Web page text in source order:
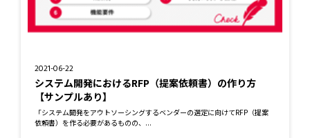
2021-06-22
システム開発におけるRFP（提案依頼書）の作り方
【サンプルあり】
「システム開発をアウトソーシングするベンダーの選定に向けてRFP（提案
依頼書）を作る必要があるものの、...